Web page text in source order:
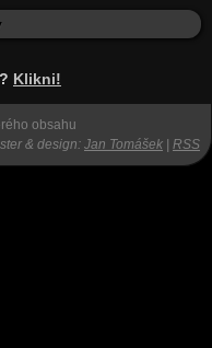
Klikni!
obsahu
& design: Jan Tomášek RSS